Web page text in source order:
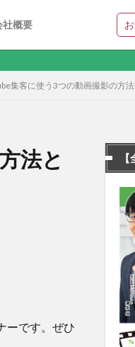
社概要
地方
集客に使う3つの動画撮影の方
法と
ーです。ぜひ